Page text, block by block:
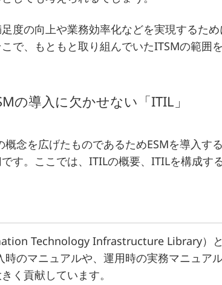
度の向上や業務効率化などを実現するた
で、もともと取り組んでいたITSMの範囲
の導入に欠かせない「ITIL」
概念を広げたものであるためESMを導入
す。ここでは、ITILの概要、ITILを構成す
Technology Infrastructure Library）
時のマニュアルや、運用時の実務マニュ
く貢献しています。